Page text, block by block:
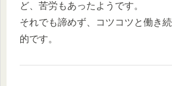
ど、苦労もあったようです。
それでも諦めず、コツコツと働き
的です。